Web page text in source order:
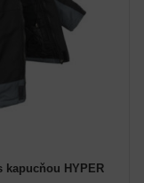
kapucňou HYPER